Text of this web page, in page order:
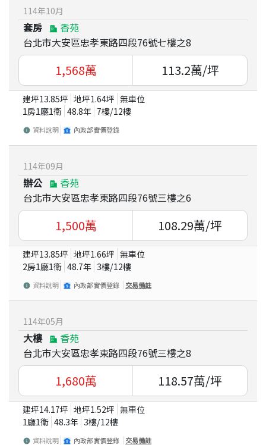
114年10月
套房
香苑
台北市大安區忠孝東路四段76號七樓之8
1,568萬 113.2萬/坪
建坪13.85坪 地坪1.64坪 無車位
1房1廳1衛 48.8年 7樓/12樓
資料說明 內政部實價登錄
114年09月
辦公
香苑
台北市大安區忠孝東路四段76號三樓之6
1,500萬 108.29萬/坪
建坪13.85坪 地坪1.66坪 無車位
2房1廳1衛 48.7年 3樓/12樓
資料說明 內政部實價登錄 交易備註
114年05月
大樓
香苑
台北市大安區忠孝東路四段76號三樓之8
1,680萬 118.57萬/坪
建坪14.17坪 地坪1.52坪 無車位
1廳1衛 48.3年 3樓/12樓
資料說明 內政部實價登錄 交易備註